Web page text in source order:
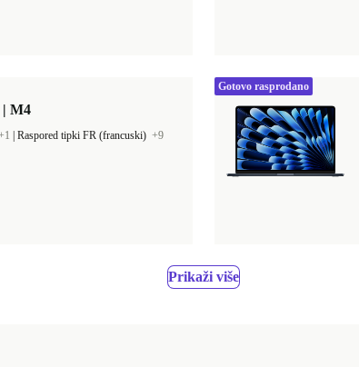
| M4
Raspored tipki FR (francuski) +9
Gotovo rasprodano
Prikaži više